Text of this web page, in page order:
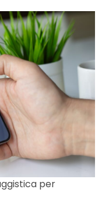
per